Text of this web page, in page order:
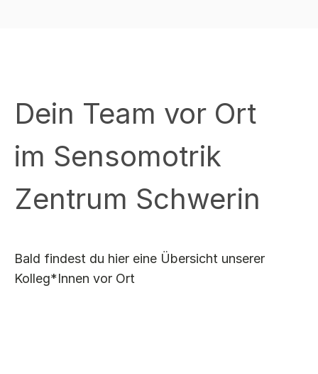
möglich
200 €
Einlagen
Dein Team vor Ort
im Sensomotrik
Zentrum Schwerin
Bald findest du hier eine Übersicht unserer
Kolleg*Innen vor Ort